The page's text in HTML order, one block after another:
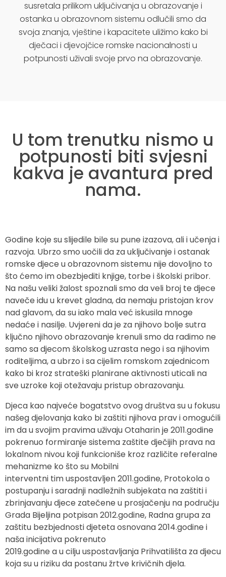
susretala prilikom uključivanja u obrazovanje i
ostanka u obrazovnom sistemu odlučili smo da
svoja znanja, vještine i kapacitete uližimo kako bi
dječaci i djevojčice romske nacionalnosti u
potpunosti uživali svoje prvo na obrazovanje.
U tom trenutku nismo u
potpunosti biti svjesni
kakva je avantura pred
nama.
Godine koje su slijedile bile su pune izazova, ali i učenja i
razvoja. Ubrzo smo uočili da za uključivanje i ostanak
romske djece u obrazovnom sistemu nije dovoljno to
što ćemo im obezbjediti knjige, torbe i školski pribor.
Na našu veliki žalost spoznali smo da veli broj te djece
naveče idu u krevet gladna, da nemaju pristojan krov
nad glavom, da su iako mala već iskusila mnoge
nedaće i nasilje. Uvjereni da je za njihovo bolje sutra
ključno njihovo obrazovanje krenuli smo da radimo ne
samo sa djecom školskog uzrasta nego i sa njihovim
roditeljima, a ubrzo i sa cijelim romskom zajednicom
kako bi kroz strateški planirane aktivnosti uticali na
sve uzroke koji otežavaju pristup obrazovanju.
Djeca kao najveće bogatstvo ovog društva su u fokusu
našeg djelovanja kako bi zaštiti njihova prav i omogućili
im da u svojim pravima uživaju Otaharin je 2011.godine
pokrenuo formiranje sistema zaštite dječijih prava na
lokalnom nivou koji funkcioniše kroz različite referalne
mehanizme ko što su Mobilni
interventni tim uspostavljen 2011.godine, Protokola o
postupanju i saradnji nadležnih subjekata na zaštiti i
zbrinjavanju djece zatečene u prosjačenju na području
Grada Bijeljina potpisan 2012.godine, Radna grupa za
zaštitu bezbjednosti djeteta osnovana 2014.godine i
naša inicijativa pokrenuto
2019.godine a u cilju uspostavljanja Prihvatilišta za djecu
koja su u riziku da postanu žrtve krivičnih djela.